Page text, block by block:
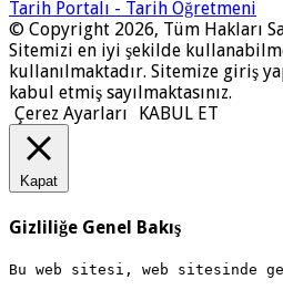
Tarih Portalı - Tarih Öğretmeni
© Copyright 2026, Tüm Hakları
Sitemizi en iyi şekilde
kullanılmaktadır. Sitemize giriş
kabul etmiş sayılmaktasınız.
Çerez Ayarları
KABUL ET
Kapat
Gizliliğe Genel Bakış
Bu web sitesi, web sitesinde